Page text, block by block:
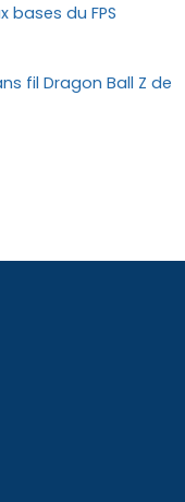
bases du FPS
fil Dragon Ball Z de